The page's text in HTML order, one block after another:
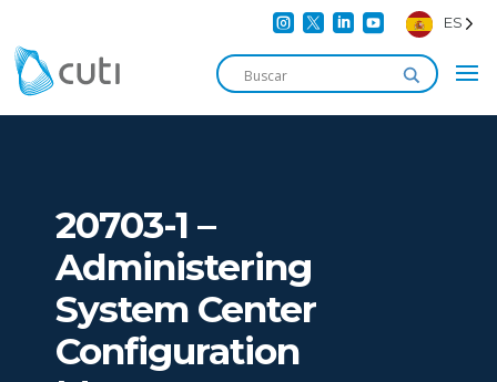
    ES
20703-1 –
Administering
System Center
Configuration